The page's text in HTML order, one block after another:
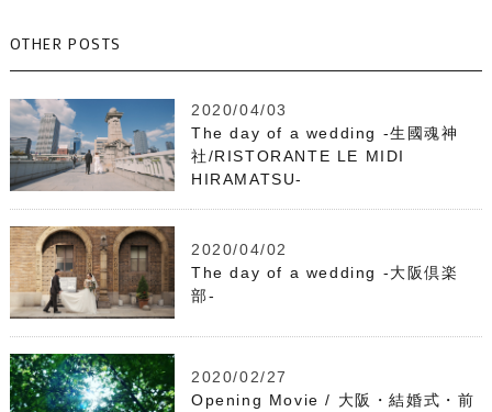
OTHER POSTS
2020/04/03
The day of a wedding -生國魂神
社/RISTORANTE LE MIDI
HIRAMATSU-
2020/04/02
The day of a wedding -大阪倶楽
部-
2020/02/27
Opening Movie / 大阪・結婚式・前